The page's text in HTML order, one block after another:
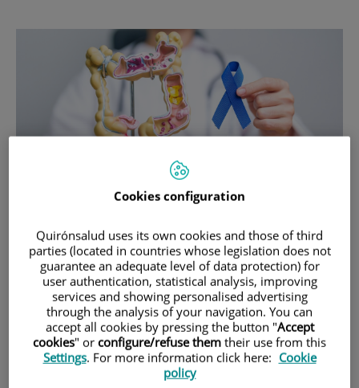
31 deMARZO, 2026 |CÁNCER
Cómo prevenir y detectar a tiempo el
cáncer colorrectal
Cookies configuration
Quirónsalud uses its own cookies and those of third
parties (located in countries whose legislation does not
guarantee an adequate level of data protection) for
user authentication, statistical analysis, improving
services and showing personalised advertising
through the analysis of your navigation. You can
accept all cookies by pressing the button "Accept
cookies" or configure/refuse them their use from this
Settings. For more information click here: Cookie
policy